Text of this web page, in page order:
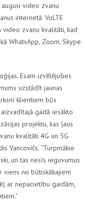
video zvanu
internetā. VoLTE
zvanu kvalitāti, kad
WhatsApp, Zoom, Skype
Esam izvēlējušies
uzstādīt jaunas
klientiem būs
gadā iesākto
projektu, kas ļaus
kvalitāti 4G un 5G
Vancovičs. “Turpmākie
un tas nesīs ieguvumus
viens no būtiskākajiem
ar nepacietību gaidām,